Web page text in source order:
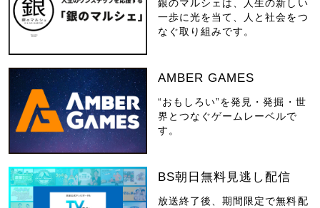
銀のマルシェは、人生の新しい
一歩に光を当て、人と社会をつ
なぐ取り組みです。
AMBER GAMES
“おもしろい”を発見・発掘・世
界とつなぐゲームレーベルで
す。
BS朝日無料見逃し配信
放送終了後、期間限定で無料配